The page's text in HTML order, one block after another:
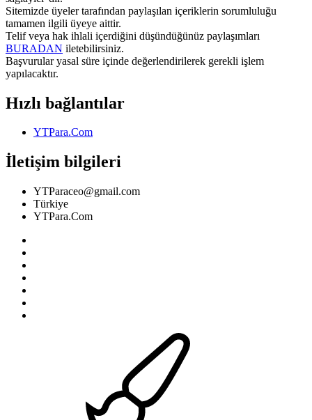
Sitemizde üyeler tarafından paylaşılan içeriklerin sorumluluğu
tamamen ilgili üyeye aittir.
Telif veya hak ihlali içerdiğini düşündüğünüz paylaşımları
BURADAN iletebilirsiniz.
Başvurular yasal süre içinde değerlendirilerek gerekli işlem
yapılacaktır.
Hızlı bağlantılar
YTPara.Com
İletişim bilgileri
YTParaceo@gmail.com
Türkiye
YTPara.Com